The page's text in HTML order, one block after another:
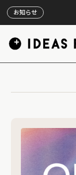
お知らせ 【